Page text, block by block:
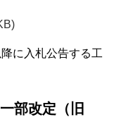
に入札公告する工
部改定（旧